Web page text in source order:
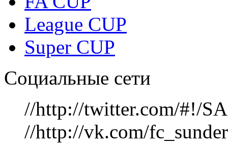
League CUP
Super CUP
Социальные сети
//http://twitter.com/#!/
//http://vk.com/